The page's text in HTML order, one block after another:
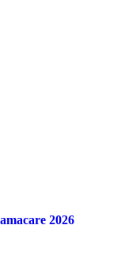
2026